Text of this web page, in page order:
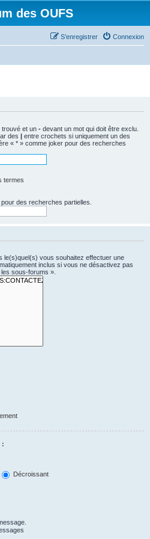
des OUFS
Connexion
S’enregistrer
trouvé et un - devant un mot qui doit être exclu.
des | entre crochets si uniquement un des
« * » comme joker pour des recherches
termes
des recherches partielles.
le(s)quel(s) vous souhaitez effectuer une
inclus si vous ne désactivez pas
sous-forums ».
:
Décroissant